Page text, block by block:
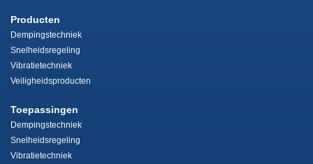
Producten
Dempingstechniek
Snelheidsregeling
Vibratietechniek
Veiligheidsproducten
Toepassingen
Dempingstechniek
Snelheidsregeling
Vibratietechniek